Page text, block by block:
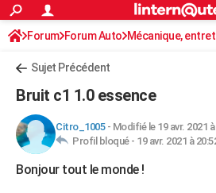
ACTUALITÉS
Politique
Société
Faits Divers
Education
Monde
Villes
+
FINANCE
Retraite
Impôts
Epargne
Immobilier
Risques naturels par ville
Banque
Assurance
Crédit
AUTO
Essais
Réserver un essai
Citadines
Berlines
SUV
Forum auto
+HIGH-TECH
S'inscrire
Connexion
Forum Forum Auto Mécanique,
Sujet Précédent
Bruit c1 1.0 essence
Citro_1005- Modifié le 19 avr. 2021 à
Profil bloqué - 19 avr. 2021 à
Bonjour tout le monde !